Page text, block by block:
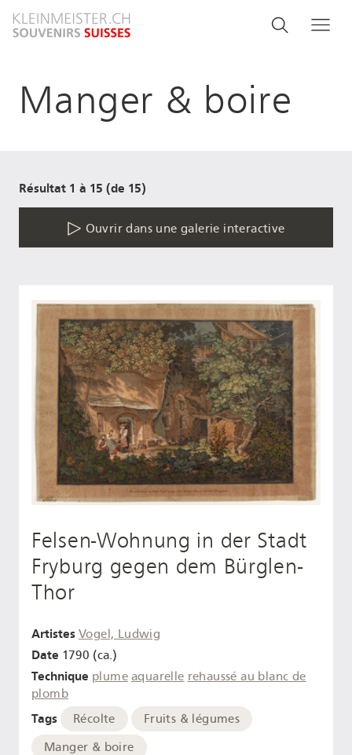
au
Search
Rechercher
Manger & boire
Résultat 1 à 15 (de 15)
Ouvrir dans une galerie interactive
Felsen-Wohnung in der Stadt
Fryburg gegen dem Bürglen-
Thor
Artistes Vogel, Ludwig
Date 1790 (ca.)
Technique plume aquarelle rehaussé au blanc de
plomb
Tags Récolte
Fruits & légumes
Manger & boire